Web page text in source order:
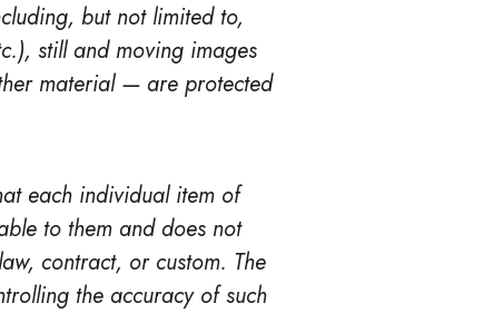
but not limited to,
still and moving images
material — are protected
each individual item of
to them and does not
contract, or custom. The
the accuracy of such